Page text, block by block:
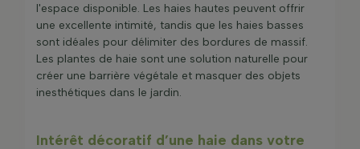
l'espace disponible. Les haies hautes peuvent offrir
une excellente intimité, tandis que les haies basses
sont idéales pour délimiter des bordures de massif.
Les plantes de haie sont une solution naturelle pour
créer une barrière végétale et masquer des objets
inesthétiques dans le jardin.
Intérêt décoratif d’une haie dans votre